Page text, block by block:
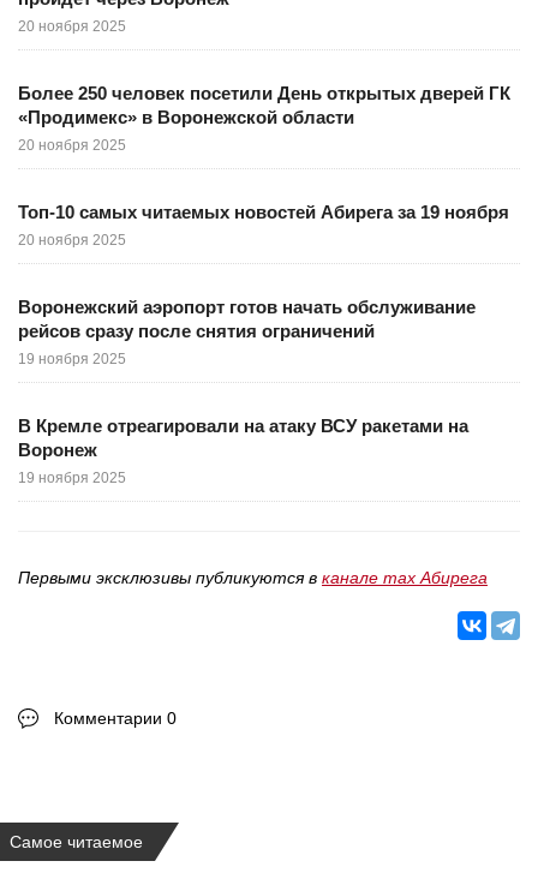
20 ноября 2025
Более 250 человек посетили День открытых дверей ГК
«Продимекс» в Воронежской области
20 ноября 2025
Топ-10 самых читаемых новостей Абирега за 19 ноября
20 ноября 2025
Воронежский аэропорт готов начать обслуживание
рейсов сразу после снятия ограничений
19 ноября 2025
В Кремле отреагировали на атаку ВСУ ракетами на
Воронеж
19 ноября 2025
Первыми эксклюзивы публикуются в канале max Абирега
Комментарии 0
Самое читаемое